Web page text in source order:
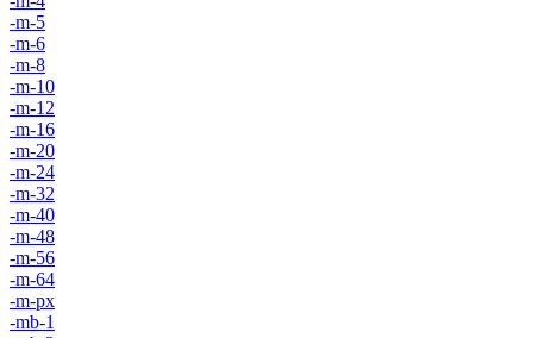
-m-5
-m-6
-m-8
-m-10
-m-12
-m-16
-m-20
-m-24
-m-32
-m-40
-m-48
-m-56
-m-64
-m-px
-mb-1